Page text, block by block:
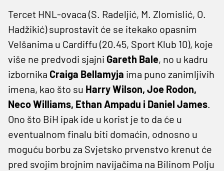
Tercet HNL-ovaca (S. Radeljić, M. Zlomislić, O.
Hadžikić) suprostavit će se itekako opasnim
Velšanima u Cardiffu (20.45, Sport Klub 10), koje
više ne predvodi sjajni Gareth Bale, no u kadru
izbornika Craiga Bellamyja ima puno zanimljivih
imena, kao što su Harry Wilson, Joe Rodon,
Neco Williams, Ethan Ampadu i Daniel James.
Ono što BiH ipak ide u korist je to da će u
eventualnom finalu biti domaćin, odnosno u
moguću borbu za Svjetsko prvenstvo krenut će
pred svojim brojnim navijačima na Bilinom Polju